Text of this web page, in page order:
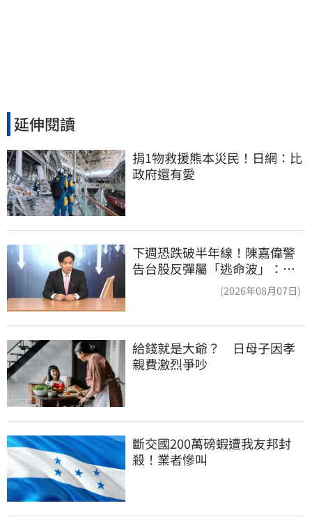
延伸閱讀
捐1物救援熊本災民！日網：比
政府還有愛
下週恐跌破半年線！陳嘉偉警
告台股反彈屬「逃命波」：空
(2026年08月07日)
給錢就是大爺？　日母子因孝
親費激烈爭吵
斷交國200萬磅蝦遭我友邦封
殺！業者慘叫